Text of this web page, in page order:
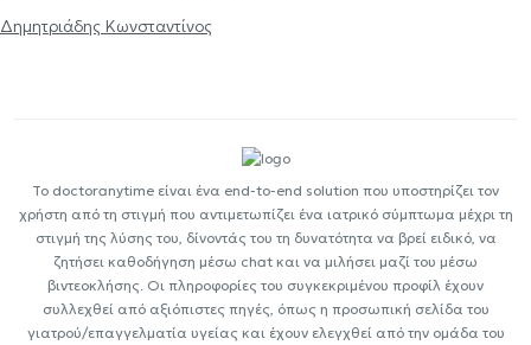
Δημητριάδης Κωνσταντίνος
Το doctoranytime είναι ένα end-to-end solution που υποστηρίζει τον
χρήστη από τη στιγμή που αντιμετωπίζει ένα ιατρικό σύμπτωμα μέχρι τη
στιγμή της λύσης του, δίνοντάς του τη δυνατότητα να βρεί ειδικό, να
ζητήσει καθοδήγηση μέσω chat και να μιλήσει μαζί του μέσω
βιντεοκλήσης. Οι πληροφορίες του συγκεκριμένου προφίλ έχουν
συλλεχθεί από αξιόπιστες πηγές, όπως η προσωπική σελίδα του
γιατρού/επαγγελματία υγείας και έχουν ελεγχθεί από την ομάδα του